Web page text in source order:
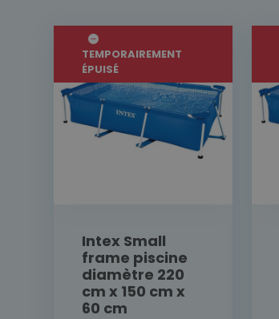
TEMPORAIREMENT
ÉPUISÉ
Intex Small
frame piscine
diamètre 220
cm x 150 cm x
60 cm